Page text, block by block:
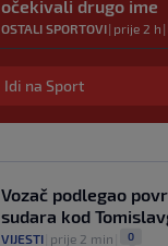
očekivali drugo ime
OSTALI SPORTOVI| prije 2 h |
Džeko i Katić više
će morati kuhati za
NOGOMET
Idi na Sport
Vozač podlegao
sudara kod
VIJESTI prije 2 min 0